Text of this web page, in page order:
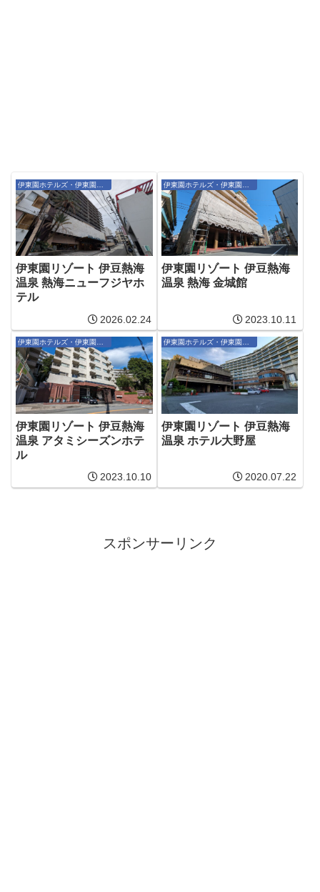
伊東園リゾート 伊豆熱海
温泉 熱海ニューフジヤホ
テル
2026.02.24
伊東園リゾート 伊豆熱海
温泉 熱海 金城館
2023.10.11
伊東園リゾート 伊豆熱海
温泉 アタミシーズンホテ
ル
2023.10.10
伊東園リゾート 伊豆熱海
温泉 ホテル大野屋
2020.07.22
スポンサーリンク